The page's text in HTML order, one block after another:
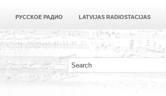
РУССКОЕ РАДИО LATVIJAS RADIOSTACIJAS